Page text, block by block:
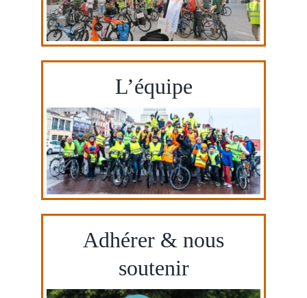
Aménagements cyclables
Contacts
L’équipe
Adhérer & nous
soutenir